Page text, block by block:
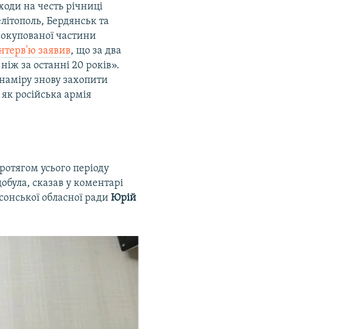
на честь річниці
Бердянськ та
частини
заявив, що за два
за останні 20 років».
знову захопити
російська армія
усього періоду
сказав у коментарі
обласної радиЮрій